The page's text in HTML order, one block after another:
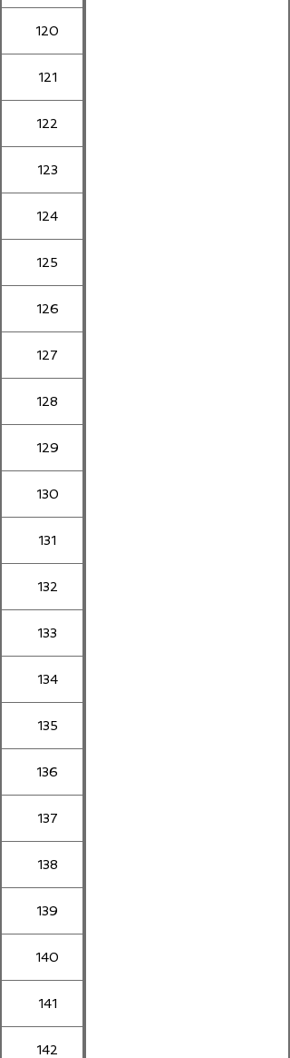
120
121
122
123
124
125
126
127
128
129
130
131
132
133
134
135
136
137
138
139
140
141
142